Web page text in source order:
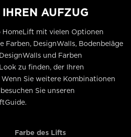
AUFZUG
HomeLift mit vielen Optionen
Farben, DesignWalls, Bodenbeläge
und Farben
zu finden, der Ihren
Sie weitere Kombinationen
Sie unseren
Farbe des Lifts